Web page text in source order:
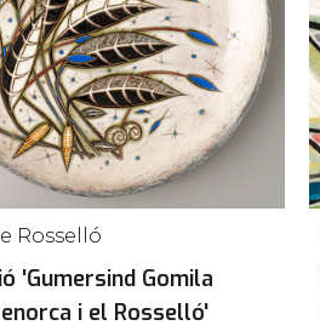
Rosselló
'Gumersind Gomila
i el Rosselló'